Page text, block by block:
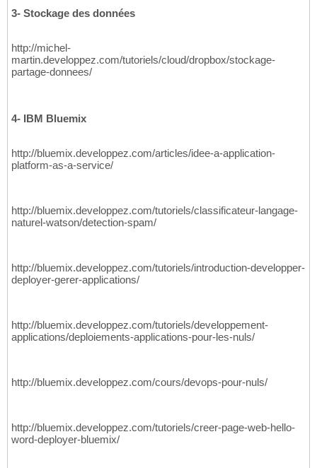
3- Stockage des données
http://michel-
martin.developpez.com/tutoriels/cloud/dropbox/stockage-
partage-donnees/
4- IBM Bluemix
http://bluemix.developpez.com/articles/idee-a-application-
platform-as-a-service/
http://bluemix.developpez.com/tutoriels/classificateur-langage-
naturel-watson/detection-spam/
http://bluemix.developpez.com/tutoriels/introduction-developper-
deployer-gerer-applications/
http://bluemix.developpez.com/tutoriels/developpement-
applications/deploiements-applications-pour-les-nuls/
http://bluemix.developpez.com/cours/devops-pour-nuls/
http://bluemix.developpez.com/tutoriels/creer-page-web-hello-
word-deployer-bluemix/